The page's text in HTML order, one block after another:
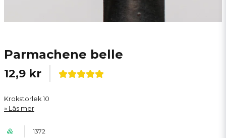
Parmachene belle
12,9 kr
Krokstorlek 10
Läs mer
1372